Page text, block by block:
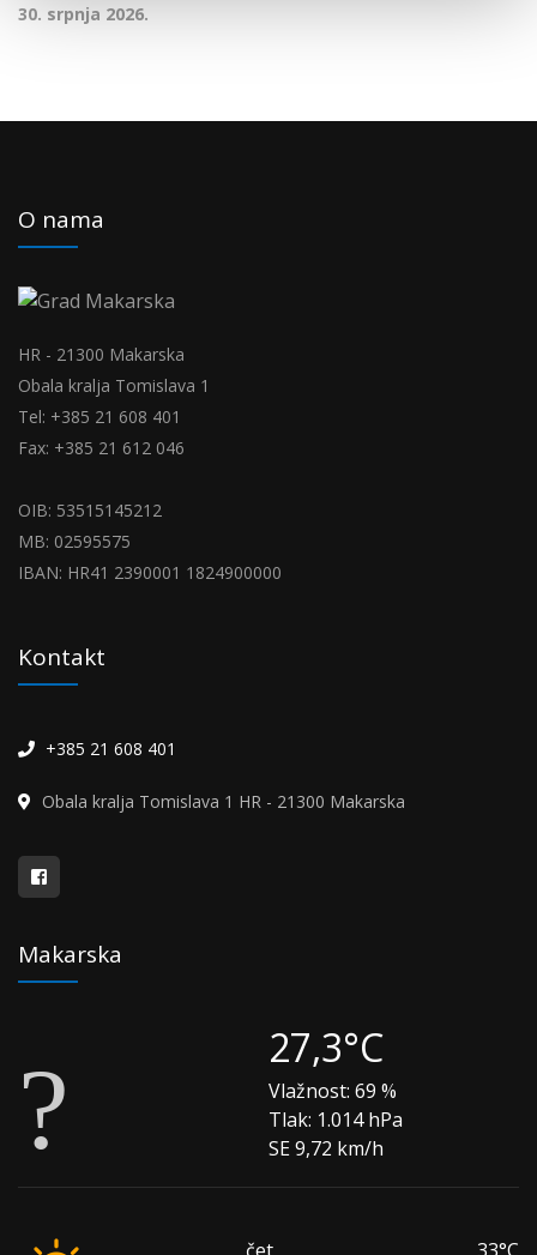
30. srpnja 2026.
O nama
HR - 21300 Makarska
Obala kralja Tomislava 1
Tel: +385 21 608 401
Fax: +385 21 612 046
OIB: 53515145212
MB: 02595575
IBAN: HR41 2390001 1824900000
Kontakt
+385 21 608 401
Obala kralja Tomislava 1 HR - 21300 Makarska
Makarska
27,3°C
Vlažnost: 69 %
Tlak: 1.014 hPa
SE 9,72 km/h